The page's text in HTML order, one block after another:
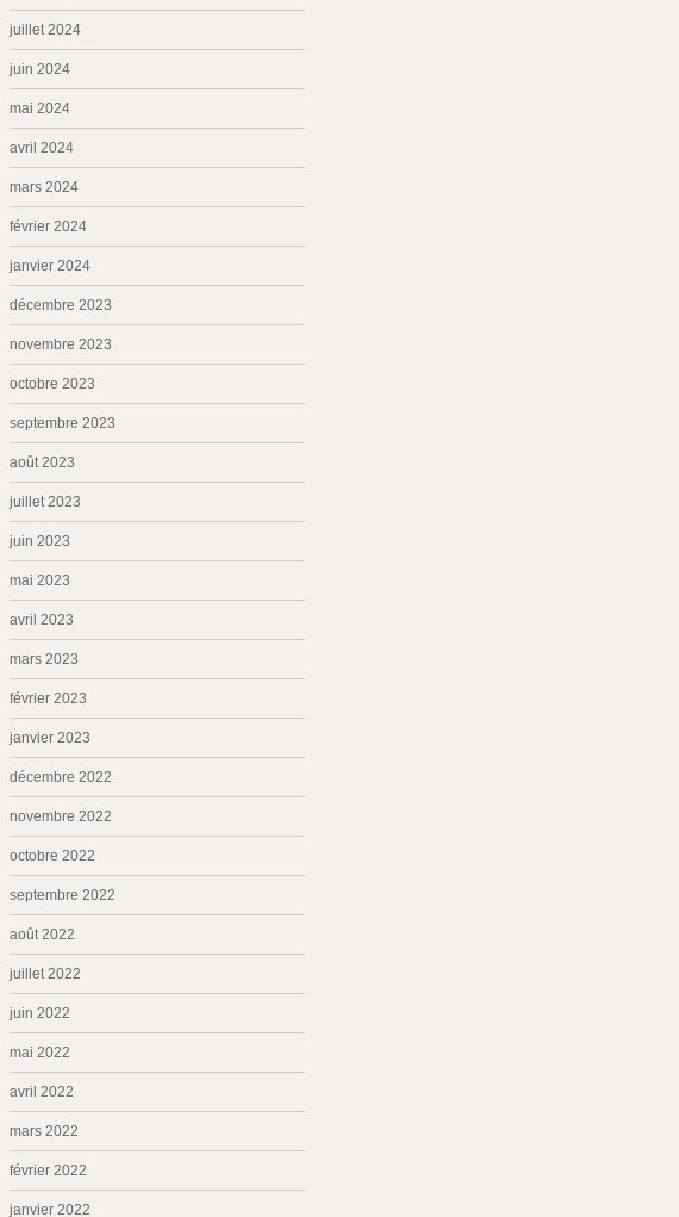
juillet 2024
juin 2024
mai 2024
avril 2024
mars 2024
février 2024
janvier 2024
décembre 2023
novembre 2023
octobre 2023
septembre 2023
août 2023
juillet 2023
juin 2023
mai 2023
avril 2023
mars 2023
février 2023
janvier 2023
décembre 2022
novembre 2022
octobre 2022
septembre 2022
août 2022
juillet 2022
juin 2022
mai 2022
avril 2022
mars 2022
février 2022
janvier 2022